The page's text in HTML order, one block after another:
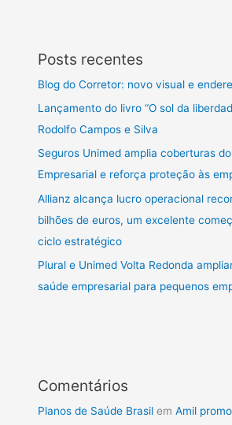
Posts recentes
Blog do Corretor: novo visual e
Lançamento do livro “O sol da
Rodolfo Campos e Silva
Seguros Unimed amplia coberturas
Empresarial e reforça proteção às
Allianz alcança lucro operacional
bilhões de euros, um excelente
ciclo estratégico
Plural e Unimed Volta Redonda
saúde empresarial para pequenos
Comentários
Planos de Saúde Brasil emAmil